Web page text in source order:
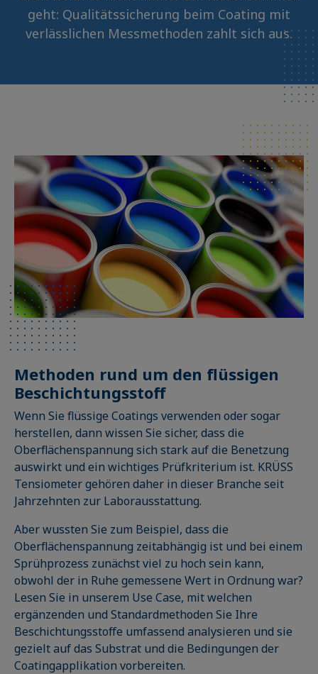
geht: Qualitätssicherung beim Coating mit
verlässlichen Messmethoden zahlt sich aus.
Methoden rund um den flüssigen
Beschichtungsstoff
Wenn Sie flüssige Coatings verwenden oder sogar
herstellen, dann wissen Sie sicher, dass die
Oberflächenspannung sich stark auf die Benetzung
auswirkt und ein wichtiges Prüfkriterium ist. KRÜSS
Tensiometer gehören daher in dieser Branche seit
Jahrzehnten zur Laborausstattung.
Aber wussten Sie zum Beispiel, dass die
Oberflächenspannung zeitabhängig ist und bei einem
Sprühprozess zunächst viel zu hoch sein kann,
obwohl der in Ruhe gemessene Wert in Ordnung war?
Lesen Sie in unserem Use Case, mit welchen
ergänzenden und Standardmethoden Sie Ihre
Beschichtungsstoffe umfassend analysieren und sie
gezielt auf das Substrat und die Bedingungen der
Coatingapplikation vorbereiten.